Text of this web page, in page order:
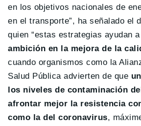
en los objetivos nacionales de
en el transporte”, ha señalado el
quien “estas estrategias ayudan a
ambición en la mejora de la
cuando organismos como la
Salud Pública advierten de que
los niveles de contaminación
afrontar mejor la resistencia
como la del coronavirus,